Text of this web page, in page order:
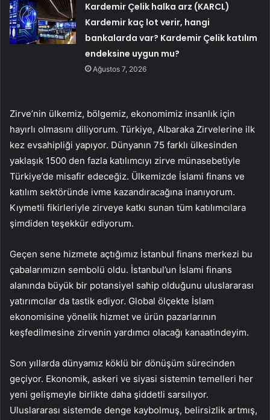
Kardemir Çelik halka arz (KARCL)
Kardemir kaç lot verir, hangi
bankalarda var? Kardemir Çelik katılım
endeksine uygun mu?
Ağustos 7, 2026
Zirve’nin ülkemiz, bölgemiz, ekonomimiz insanlık için
hayırlı olmasını diliyorum. Türkiye, Albaraka Zirvelerine ilk
kez evsahipliği yapıyor. Dünyanın 75 farklı ülkesinden
yaklaşık 1500 den fazla katılımcıyı zirve münasebetiyle
Türkiye’de misafir edeceğiz. Ülkemizde İslami finans ve
katılım sektöründe ivme kazandıracağına inanıyorum.
Kıymetli fikirleriyle zirveye katkı sunan tüm katılımcılara
şimdiden teşekkür ediyorum.
Geçen sene hizmete açtığımız İstanbul finans merkezi bu
çabalarımızın sembolü oldu. İstanbul’un İslami finans
alanında büyük bir potansiyel sahip olduğunu uluslararası
yatırımcılar da tastik ediyor. Global ölçekte İslam
ekonomisine yönelik hizmet ve ürün pazarlarının
keşfedilmesine zirvenin yardımcı olacağı kanaatindeyim.
Son yıllarda dünyamız köklü bir dönüşüm sürecinden
geçiyor. Ekonomik, askeri ve siyasi sistemin temelleri her
yeni gelişmeyle birlikte daha şiddetli sarsılıyor.
Uluslararası sistemde denge kaybolmuş, belirsizlik artmış,